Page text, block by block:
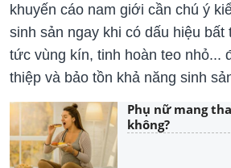
khuyến cáo nam giới cần chú ý
sinh sản ngay khi có dấu hiệu
tức vùng kín, tinh hoàn teo nhỏ...
thiệp và bảo tồn khả năng sinh
Phụ nữ mang
không?